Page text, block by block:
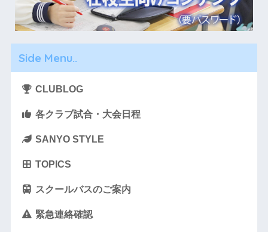
Side Menu..
CLUBLOG
各クラブ試合・大会日程
SANYO STYLE
TOPICS
スクールバスのご案内
緊急連絡確認